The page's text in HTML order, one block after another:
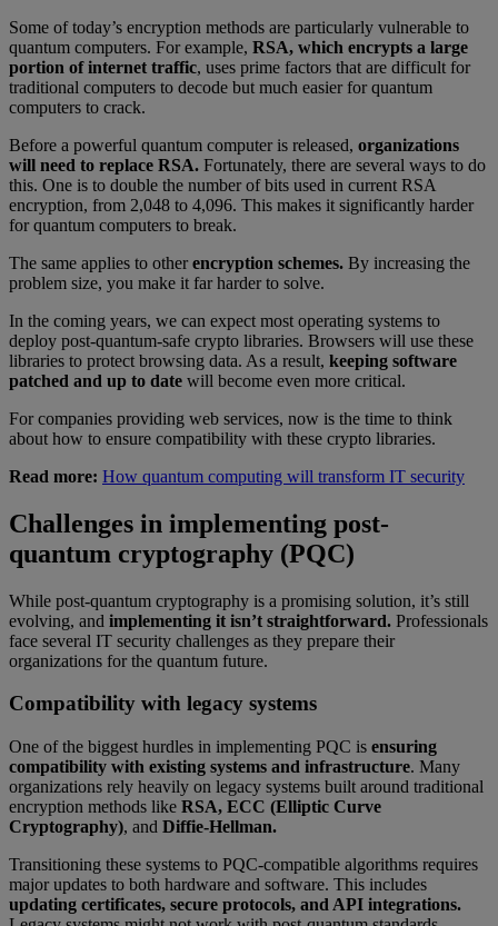
Some of today’s encryption methods are particularly vulnerable to
quantum computers. For example, RSA, which encrypts a large
portion of internet traffic, uses prime factors that are difficult for
traditional computers to decode but much easier for quantum
computers to crack.
Before a powerful quantum computer is released, organizations
will need to replace RSA. Fortunately, there are several ways to do
this. One is to double the number of bits used in current RSA
encryption, from 2,048 to 4,096. This makes it significantly harder
for quantum computers to break.
The same applies to otherencryption schemes. By increasing the
problem size, you make it far harder to solve.
In the coming years, we can expect most operating systems to
deploy post-quantum-safe crypto libraries. Browsers will use these
libraries to protect browsing data. As a result, keeping software
patched and up to date will become even more critical.
For companies providing web services, now is the time to think
about how to ensure compatibility with these crypto libraries.
Read more: How quantum computing will transform IT security
Challenges in implementing post-
quantum cryptography (PQC)
While post-quantum cryptography is a promising solution, it’s still
evolving, and implementing it isn’t straightforward. Professionals
face several IT security challenges as they prepare their
organizations for the quantum future.
Compatibility with legacy systems
One of the biggest hurdles in implementing PQC is ensuring
compatibility with existing systems and infrastructure. Many
organizations rely heavily on legacy systems built around traditional
encryption methods like RSA, ECC (Elliptic Curve
Cryptography), and Diffie-Hellman.
Transitioning these systems to PQC-compatible algorithms requires
major updates to both hardware and software. This includes
updating certificates, secure protocols, and API integrations.